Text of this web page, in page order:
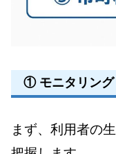
① モニタリング
まず、利用者の